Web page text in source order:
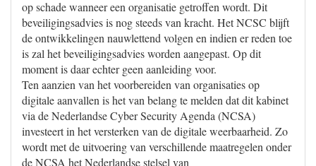
op schade wanneer een organisatie getroffen wordt. Dit
beveiligingsadvies is nog steeds van kracht. Het NCSC blijft
de ontwikkelingen nauwlettend volgen en indien er reden toe
is zal het beveiligingsadvies worden aangepast. Op dit
moment is daar echter geen aanleiding voor.
Ten aanzien van het voorbereiden van organisaties op
digitale aanvallen is het van belang te melden dat dit kabinet
via de Nederlandse Cyber Security Agenda (NCSA)
investeert in het versterken van de digitale weerbaarheid. Zo
wordt met de uitvoering van verschillende maatregelen onder
de NCSA het Nederlandse stelsel van